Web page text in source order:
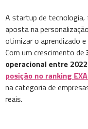
A startup de
aposta na
otimizar o aprendizado
Com um crescimento de
operacional entre
posição no ranking
na categoria de
reais.